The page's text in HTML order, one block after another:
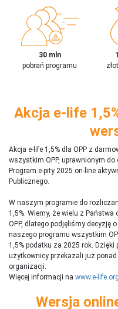
30 mln
pobrań programu
Akcja e-life
Akcja e-life 1,5% dla OPP z
wszystkim OPP, uprawnionym
Program e-pity 2025 on-line
Publicznego.
W naszym programie do
1,5%. Wiemy, że wielu z
OPP, dlatego podjęliśmy decyzję
naszego programu wszystkim
1,5% podatku za 2025 rok. Dzięki
użytkownicy przekazali już
organizacji.
Więcej informacji na www.e-
Wersja